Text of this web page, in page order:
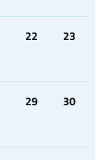
22 23
29 30